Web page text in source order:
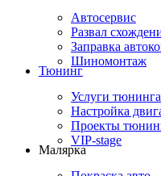
Автосервис
Развал
Заправка
Шиномонтаж
Тюнинг
Услуги тюнинга
Настройка
Проекты
VIP-stage
Малярка